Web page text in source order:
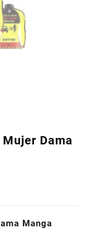
Dama
Manga